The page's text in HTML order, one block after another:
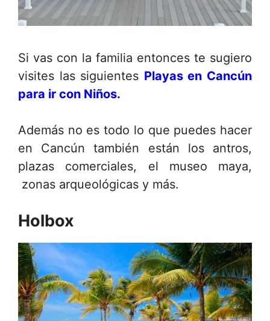
Si vas con la familia entonces te sugiero
visites las siguientes Playas en Cancún
para ir con Niños.
Además no es todo lo que puedes hacer
en Cancún también están los antros,
plazas comerciales, el museo maya,
zonas arqueológicas y más.
Holbox